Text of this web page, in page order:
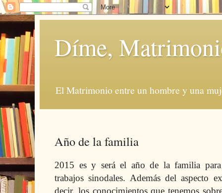
Díme,
El Matrimonio entre un hombre y una
Año de la familia
2015 es y será el año de la familia
trabajos sinodales. Además del aspecto
decir, los conocimientos que tenemos